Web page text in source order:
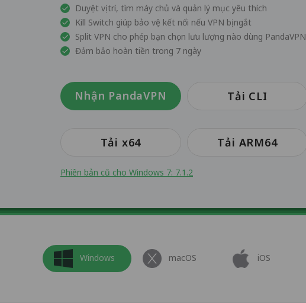
Duyệt vị trí, tìm máy chủ và quản lý mục yêu thích
Kill Switch giúp bảo vệ kết nối nếu VPN bị ngắt
Split VPN cho phép bạn chọn lưu lượng nào dùng PandaVPN
Đảm bảo hoàn tiền trong 7 ngày
Nhận PandaVPN Tải CLI
Tải x64 Tải ARM64
Phiên bản cũ cho Windows 7: 7.1.2
Windows macOS iOS